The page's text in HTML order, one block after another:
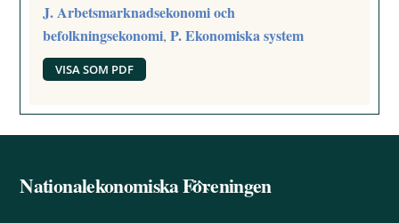
J. Arbetsmarknadsekonomi och
befolkningsekonomi,P. Ekonomiska system
VISA SOM PDF
Back
Nationalekonomiska Föreningen